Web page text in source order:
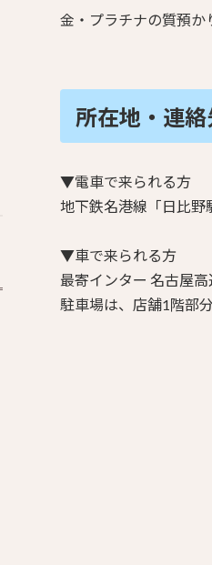
金・プラチナの質預
所在地・連絡
▼電車で来られる方
地下鉄名港線「日比野
▼車で来られる方
最寄インター 名古屋高
駐車場は、店舗1階部